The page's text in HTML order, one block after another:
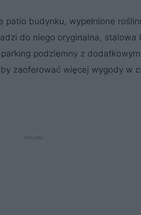
budynku, wypełnione
do niego oryginalna, stalowa
podziemny z
zaoferować więcej wygody w